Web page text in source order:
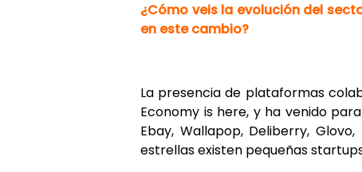
¿Cómo veis la evolución del
en este cambio?
La presencia de plataformas
Economy is here, y ha venido
Ebay, Wallapop, Deliberry,
estrellas existen pequeñas